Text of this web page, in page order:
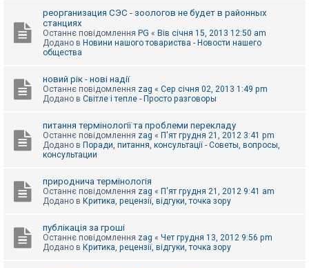
реорганизация СЭС - зоологов не будет в районных
станциях
Останнє повідомлення PG « Вів січня 15, 2013 12:50 am
Додано в Новини нашого товариства - Новости нашего
общества
новий рік - нові надії
Останнє повідомлення zag « Сер січня 02, 2013 1:49 pm
Додано в Світле і тепле - Просто разговоры
питання термінології та проблеми перекладу
Останнє повідомлення zag « П'ят грудня 21, 2012 3:41 pm
Додано в Поради, питання, консультації - Советы, вопросы,
консультации
природнича термінологія
Останнє повідомлення zag « П'ят грудня 21, 2012 9:41 am
Додано в Критика, рецензії, відгуки, точка зору
публікація за гроші
Останнє повідомлення zag « Чет грудня 13, 2012 9:56 pm
Додано в Критика, рецензії, відгуки, точка зору